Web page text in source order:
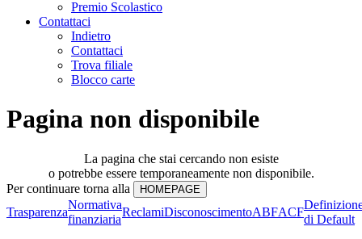
Premio Scolastico
Contattaci
Indietro
Contattaci
Trova filiale
Blocco carte
Pagina non disponibile
La pagina che stai cercando non esiste
o potrebbe essere temporaneamente non disponibile.
Per continuare torna alla
Trasparenza
Normativa
finanziaria
ReclamiDisconoscimentoABFACF
di Default